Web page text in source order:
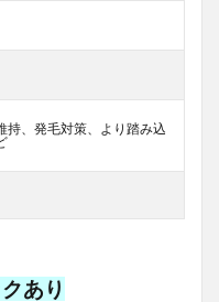
持、発毛対策、より踏み込
あり